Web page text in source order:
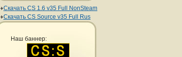
Скачать CS 1.6 v35 Full NonSteam
Скачать CS Source v35 Full Rus
Наш баннер: